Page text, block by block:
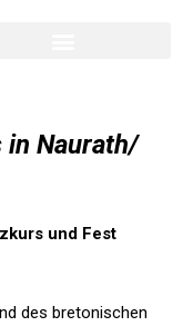
in Naurath/
und Fest
des bretonischen